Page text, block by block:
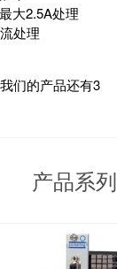
大2.5A处理
处理
们的产品还有3
产品系列